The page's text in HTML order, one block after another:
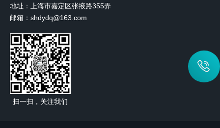
地址：上海市嘉定区张掖路355弄
邮箱：shdydq@163.com
扫一扫，关注我们